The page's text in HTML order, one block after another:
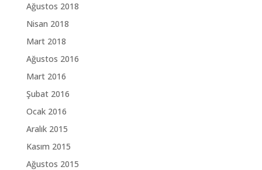
Ağustos 2018
Nisan 2018
Mart 2018
Ağustos 2016
Mart 2016
Şubat 2016
Ocak 2016
Aralık 2015
Kasım 2015
Ağustos 2015